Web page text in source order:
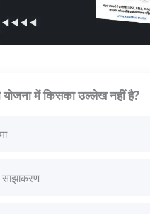
में किसका उल्लेख नहीं है?
साझाकरण